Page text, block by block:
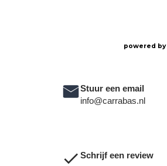
powered by
Stuur een email
info@carrabas.nl
Schrijf een review